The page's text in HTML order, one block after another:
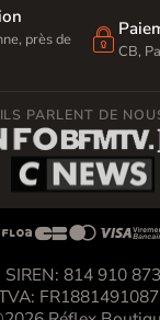
près de
 CB,
ILS PARLENT DE

SIREN: 814 910 873